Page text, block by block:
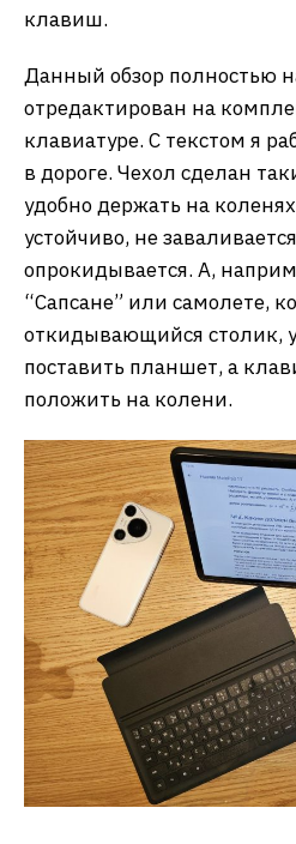
клавиш.
Данный обзор полностью
отредактирован на
клавиатуре. С текстом я
в дороге. Чехол сделан
удобно держать на
устойчиво, не
опрокидывается. А,
“Сапсане” или самолете,
откидывающийся столик,
поставить планшет, а
положить на колени.